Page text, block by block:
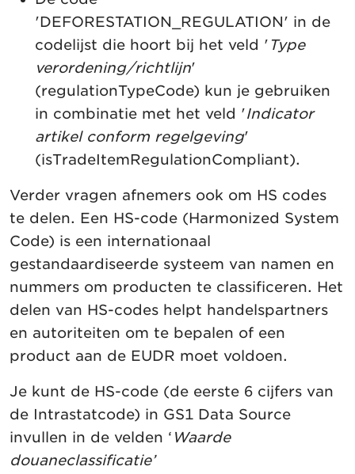
'DEFORESTATION_REGULATION' in de
codelijst die hoort bij het veld ' Type
verordening/richtlijn'
(regulationTypeCode) kun je gebruiken
in combinatie met het veld 'Indicator
artikel conform regelgeving'
(isTradeItemRegulationCompliant).
Verder vragen afnemers ook om HS codes
te delen. Een HS-code (Harmonized System
Code) is een internationaal
gestandaardiseerde systeem van namen en
nummers om producten te classificeren. Het
delen van HS-codes helpt handelspartners
en autoriteiten om te bepalen of een
product aan de EUDR moet voldoen.
Je kunt de HS-code (de eerste 6 cijfers van
de Intrastatcode) in GS1 Data Source
invullen in de velden ‘ Waarde
douaneclassificatie’